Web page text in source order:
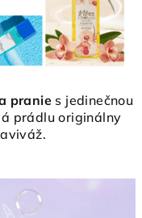
pranie s jedinečnou
prádlu originálny